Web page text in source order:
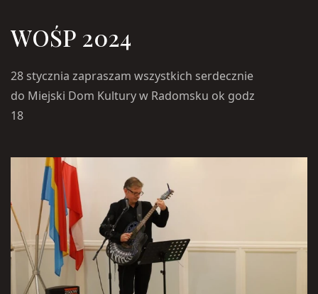
WOŚP 2024
28 stycznia zapraszam wszystkich serdecznie
do Miejski Dom Kultury w Radomsku ok godz
18